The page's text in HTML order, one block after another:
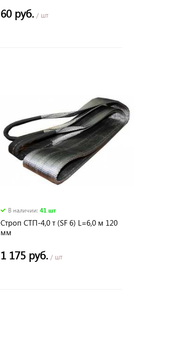
60 руб. / шт
В наличии:41 шт
Строп СТП-4,0 т (SF 6) L=6,0 м 120
мм
1 175 руб. / шт